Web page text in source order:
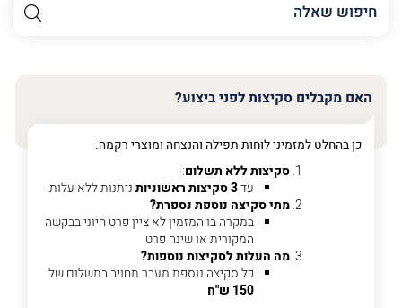
השם
שלך
טלפון (חובה)
האם מקבלים סקיצות לפני ביצוע?
כן בהחלט למזמיני לוחות תפילה והנצחה ומוצרי רקמה.
סקיצות ללא תשלום:
עד3 סקיצות ראשוניות
ניתנות ללא עלות.
מתי סקיצה נוספת נספרת?
במקרה בו המזמין לא ציין פרט חיוני בבקשה
המקורית או שינה פרט.
מה העלות לסקיצות נוספות?
כל סקיצה נוספת מעבר תחויב בתשלום של
150 ש"ח